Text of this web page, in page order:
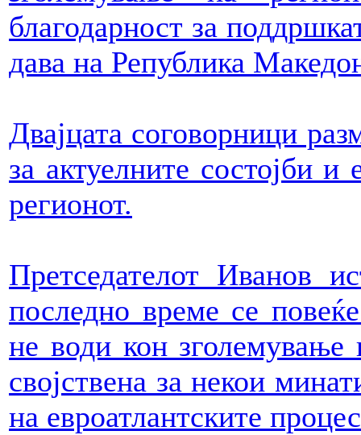
благодарност за
дава на Република
Двајцата соговорници
за актуелните состојби и
регионот.
Претседателот Иванов
последно време се
не води кон
својствена за некои
на евроатлантските